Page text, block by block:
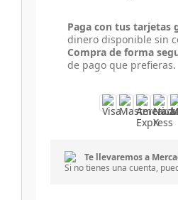
Paga con tus tarjetas
dinero disponible sin
Compra de forma
de pago que prefieras.
Te llevaremos a
Si no tienes una cuenta,